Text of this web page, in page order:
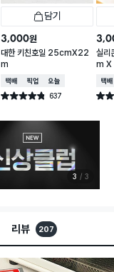
담기
3,000원
대한 키친호일 25cmX22
m
택배배송매장픽업오늘배송
별점 4.8점 637
건 작성
실리
m
택배
별점
3 3
리뷰 207